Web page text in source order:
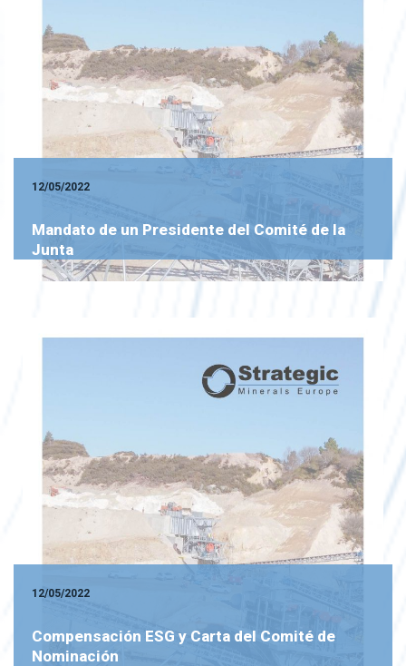
12/05/2022
Mandato de un Presidente del Comité de la
Junta
12/05/2022
Compensación ESG y Carta del Comité de
Nominación